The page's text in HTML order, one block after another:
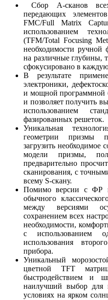
Сбор А-сканов
передающих
FMC/Full Matrix
использованием
(TFM/Total Focusing
необходимости ручной
на различные глубины,
сфокусировано в
В результате
электроники,
и мощной программной
и позволяет получить
использованием
фазированных решеток.
Уникальная
геометрии призмы
загрузить необходимое
модели призмы,
предварительно
сканирования, с
всему S-скану.
Помимо версии с ФР
обычного
между версиями
сохранением всех
необходимости,
с использованием
использования
прибора.
Уникальный
цветной TFT
быстродействием и
наилучший выбор для
условиях на ярком